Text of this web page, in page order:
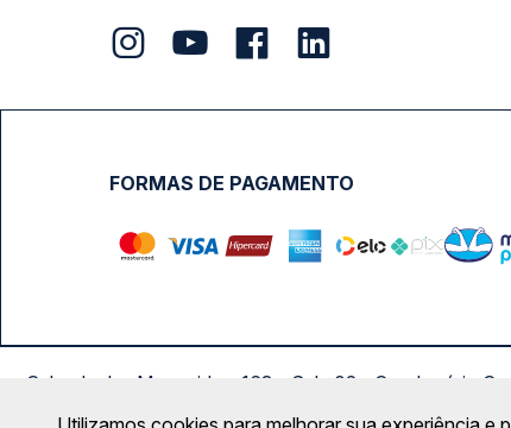
FORMAS DE PAGAMENTO
Calçada das Margaridas, 163 - Sala 02 - Condomínio